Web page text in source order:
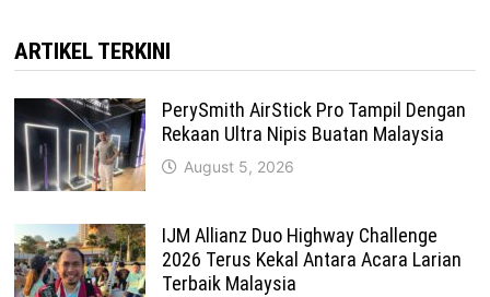
ARTIKEL TERKINI
PerySmith AirStick Pro Tampil Dengan
Rekaan Ultra Nipis Buatan Malaysia
August 5, 2026
IJM Allianz Duo Highway Challenge
2026 Terus Kekal Antara Acara Larian
Terbaik Malaysia